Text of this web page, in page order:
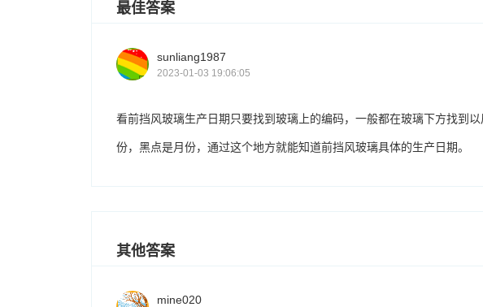
最佳答案
sunliang1987
2023-01-03 19:06:05
看前挡风玻璃生产日期只要找到玻璃上的编码，一般都在玻璃下方找到
份，黑点是月份，通过这个地方就能知道前挡风玻璃具体的生产日期。
其他答案
mine020